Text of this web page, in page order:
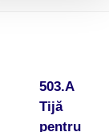
503.A
Tijă
pentru